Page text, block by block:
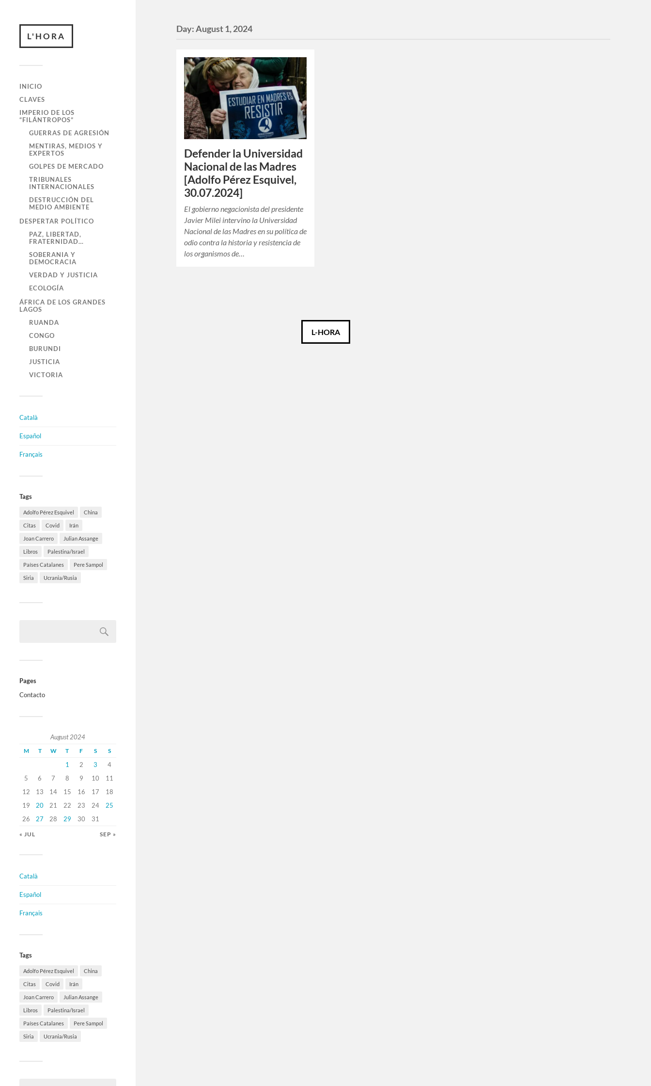
L'HORA
INICIO
CLAVES
IMPERIO DE LOS
“FILÁNTROPOS”
GUERRAS DE AGRESIÓN
MENTIRAS, MEDIOS Y
EXPERTOS
GOLPES DE MERCADO
TRIBUNALES
INTERNACIONALES
DESTRUCCIÓN DEL
MEDIO AMBIENTE
DESPERTAR POLÍTICO
PAZ, LIBERTAD,
FRATERNIDAD…
SOBERANIA Y
DEMOCRACIA
VERDAD Y JUSTICIA
ECOLOGÍA
ÁFRICA DE LOS GRANDES
LAGOS
RUANDA
CONGO
BURUNDI
JUSTICIA
VICTORIA
Català
Español
Français
Tags
Adolfo Pérez Esquivel China
Citas Covid Irán
Joan Carrero Julian Assange
Libros Palestina/Israel
Países Catalanes Pere Sampol
Siria Ucrania/Rusia
Pages
Contacto
August 2024
M T W T F S S
1 2 3
4
5
6 7 8 9 10
11
12
13 14 15 16 17
18
19
20 21 22 23 24
25
26
27 28 29 30 31
« JUL SEP »
Català
Español
Français
Tags
Adolfo Pérez Esquivel China
Citas Covid Irán
Joan Carrero Julian Assange
Libros Palestina/Israel
Países Catalanes Pere Sampol
Siria Ucrania/Rusia
Day:August 1, 2024
Defender la Universidad
Nacional de las Madres
[Adolfo Pérez Esquivel,
30.07.2024]
El gobierno negacionista del presidente
Javier Milei intervino la Universidad
Nacional de las Madres en su política de
odio contra la historia y resistencia de
los organismos de…
L-HORA